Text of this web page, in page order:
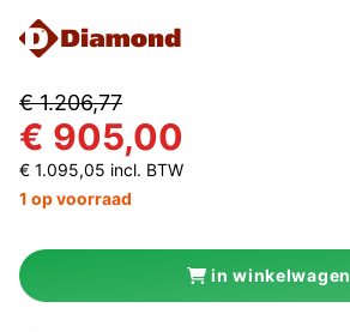
€ 1.206,77
€ 905,00
€ 1.095,05 incl. BTW
1 op voorraad
in winkelwagen